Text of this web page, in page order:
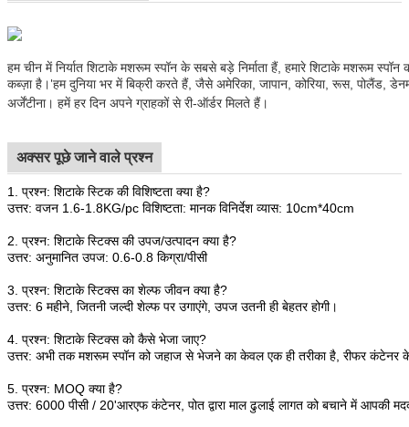
हम चीन में निर्यात शिटाके मशरूम स्पॉन के सबसे बड़े निर्माता हैं, हमारे शिटाके मशरूम
कब्ज़ा है। 'हम दुनिया भर में बिक्री करते हैं, जैसे अमेरिका, जापान, कोरिया, रूस, पोलैंड,
अर्जेंटीना। हमें हर दिन अपने ग्राहकों से री-ऑर्डर मिलते हैं।
अक्सर पूछे जाने वाले प्रश्न
1. प्रश्न: शिटाके स्टिक की विशिष्टता क्या है?
उत्तर: वजन 1.6-1.8KG/pc विशिष्टता: मानक विनिर्देश व्यास: 10cm*40cm
2. प्रश्न: शिटाके स्टिक्स की उपज/उत्पादन क्या है?
उत्तर: अनुमानित उपज: 0.6-0.8 किग्रा/पीसी
3. प्रश्न: शिटाके स्टिक्स का शेल्फ जीवन क्या है?
उत्तर: 6 महीने, जितनी जल्दी शेल्फ पर उगाएंगे, उपज उतनी ही बेहतर होगी।
4. प्रश्न: शिटाके स्टिक्स को कैसे भेजा जाए?
उत्तर: अभी तक मशरूम स्पॉन को जहाज से भेजने का केवल एक ही तरीका है, रीफर कंटेनर
5. प्रश्न: MOQ क्या है?
उत्तर: 6000 पीसी / 20'आरएफ कंटेनर, पोत द्वारा माल ढुलाई लागत को बचाने में आपकी